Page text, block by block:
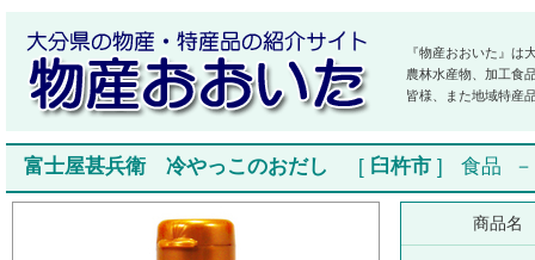
『物産おおいた』は
農林水産物、加工食
皆様、また地域特産
富士屋甚兵衛 冷やっこのおだし [ 臼杵市 ] 食品
商品名